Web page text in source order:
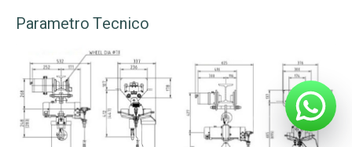
Parametro Tecnico